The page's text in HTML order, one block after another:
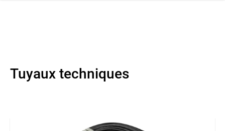
Tuyaux techniques